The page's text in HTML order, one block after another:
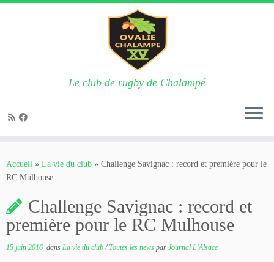
contenu
Le club de rugby de Chalampé
Accueil » La vie du club » Challenge Savignac : record et première pour le
RC Mulhouse
Challenge Savignac : record et
première pour le RC Mulhouse
15 juin 2016 dans La vie du club/Toutes les news par Journal L'Alsace